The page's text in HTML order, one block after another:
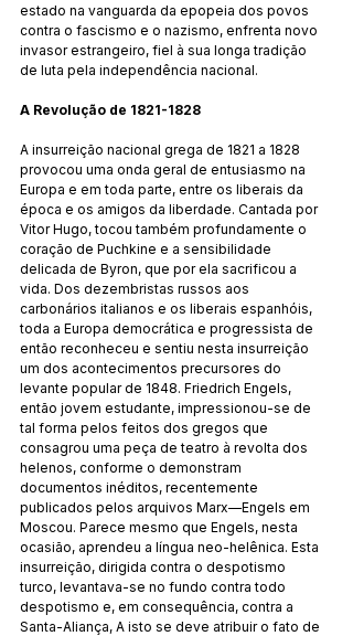
estado na vanguarda da epopeia dos povos
contra o fascismo e o nazismo, enfrenta novo
invasor estrangeiro, fiel à sua longa tradição
de luta pela independência nacional.
A Revolução de 1821-1828
A insurreição nacional grega de 1821 a 1828
provocou uma onda geral de entusiasmo na
Europa e em toda parte, entre os liberais da
época e os amigos da liberdade. Cantada por
Vitor Hugo, tocou também profundamente o
coração de Puchkine e a sensibilidade
delicada de Byron, que por ela sacrificou a
vida. Dos dezembristas russos aos
carbonários italianos e os liberais espanhóis,
toda a Europa democrática e progressista de
então reconheceu e sentiu nesta insurreição
um dos acontecimentos precursores do
levante popular de 1848. Friedrich Engels,
então jovem estudante, impressionou-se de
tal forma pelos feitos dos gregos que
consagrou uma peça de teatro à revolta dos
helenos, conforme o demonstram
documentos inéditos, recentemente
publicados pelos arquivos Marx—Engels em
Moscou. Parece mesmo que Engels, nesta
ocasião, aprendeu a língua neo-helênica. Esta
insurreição, dirigida contra o despotismo
turco, levantava-se no fundo contra todo
despotismo e, em consequência, contra a
Santa-Aliança, A isto se deve atribuir o fato de